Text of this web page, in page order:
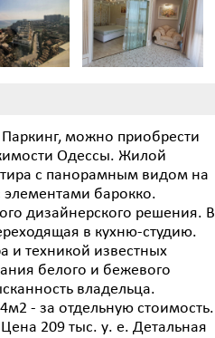
можно приобрести
Одессы. Жилой
с панорамным видом на
элементами барокко.
дизайнерского решения. В
в кухню-студию.
и техникой известных
белого и бежевого
владельца.
- за отдельную стоимость.
209 тыс. у. е. Детальная